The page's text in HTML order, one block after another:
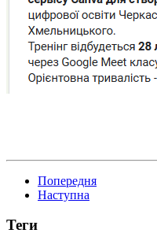
Попередня
Наступна
Теги